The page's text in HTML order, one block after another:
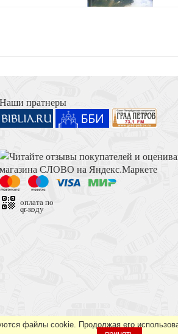
Книга Иисуса Навина
Достоевский Ф.М. Сила и правда
Наши пратнеры
оплата по
qr-коду
файлы cookie. Продолжая его